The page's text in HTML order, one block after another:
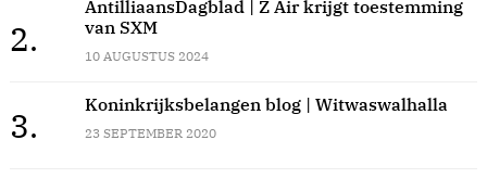
2.
AntilliaansDagblad | Z Air krijgt toestemming
van SXM
10 AUGUSTUS 2024
3.
Koninkrijksbelangen blog | Witwaswalhalla
23 SEPTEMBER 2020